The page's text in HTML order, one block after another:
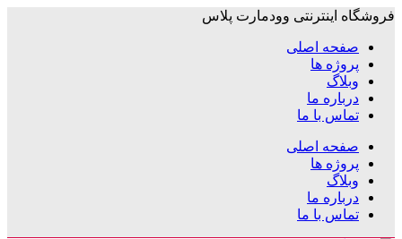
فروشگاه اینترنتی وودمارت پلاس
صفحه اصلی
پروژه ها
وبلاگ
درباره ما
تماس با ما
صفحه اصلی
پروژه ها
وبلاگ
درباره ما
تماس با ما